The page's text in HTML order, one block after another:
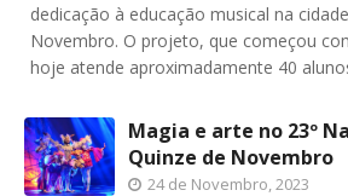
dedicação à educação musical na
Novembro. O projeto, que começou
hoje atende aproximadamente 40
Magia e arte no 23º
Quinze de Novembro
24 de Novembro, 2023